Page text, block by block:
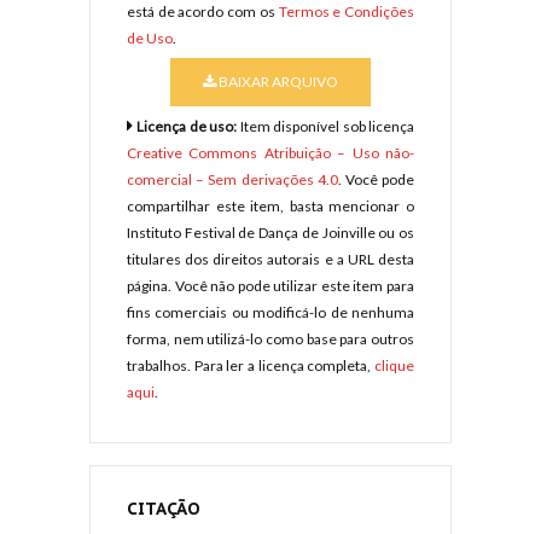
está de acordo com os Termos e Condições
de Uso.
BAIXAR ARQUIVO
Licença de uso: Item disponível sob licença
Creative Commons Atribuição – Uso não-
comercial – Sem derivações 4.0. Você pode
compartilhar este item, basta mencionar o
Instituto Festival de Dança de Joinville ou os
titulares dos direitos autorais e a URL desta
página. Você não pode utilizar este item para
fins comerciais ou modificá-lo de nenhuma
forma, nem utilizá-lo como base para outros
trabalhos. Para ler a licença completa, clique
aqui.
CITAÇÃO